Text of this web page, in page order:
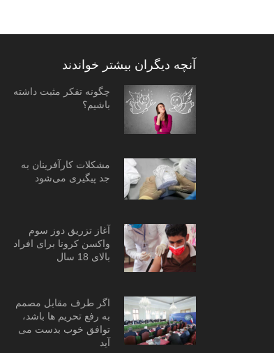
آنچه دیگران بیشتر خواندند
چگونه تفکر مثبت داشته
باشیم؟
مشکلات کارآفرینان به
جد پیگیری می‌شود
آغاز تزریق دوز سوم
واکسن کرونا برای افراد
بالای 18 سال
اگر طرف مقابل مصمم
به رفع تحریم ها باشد،
توافق خوب بدست می
آید